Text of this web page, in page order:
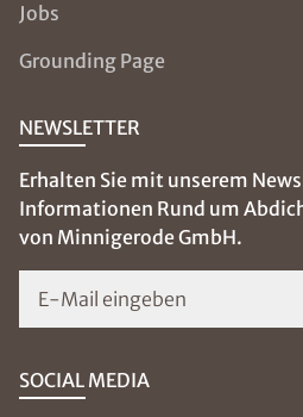
Jobs
Grounding Page
NEWSLETTER
Erhalten Sie mit unserem
Informationen Rund um
von Minnigerode GmbH.
E-Mail eingeben
SOCIAL MEDIA